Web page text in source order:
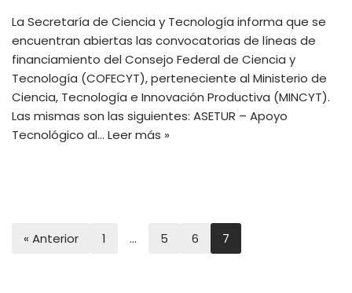
La Secretaría de Ciencia y Tecnología informa que se
encuentran abiertas las convocatorias de líneas de
financiamiento del Consejo Federal de Ciencia y
Tecnología (COFECYT), perteneciente al Ministerio de
Ciencia, Tecnología e Innovación Productiva (MINCYT).
Las mismas son las siguientes: ASETUR – Apoyo
Tecnológico al… Leer más »
« Anterior 1 … 5 6 7